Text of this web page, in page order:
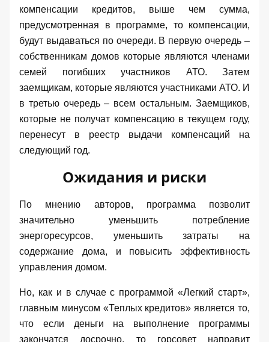
компенсации кредитов, выше чем сумма,
предусмотренная в программе, то компенсации,
будут выдаваться по очереди. В первую очередь –
собственникам домов которые являются членами
семей погибших участников АТО. Затем
заемщикам, которые являются участниками АТО. И
в третью очередь – всем остальным. Заемщиков,
которые не получат компенсацию в текущем году,
перенесут в реестр выдачи компенсаций на
следующий год.
Ожидания и риски
По мнению авторов, программа позволит
значительно уменьшить потребление
энергоресурсов, уменьшить затраты на
содержание дома, и повысить эффективность
управления домом.
Но, как и в случае с программой «Легкий старт»,
главным минусом «Теплых кредитов» является то,
что если деньги на выполнение программы
закончатся досрочно, то горсовет направит